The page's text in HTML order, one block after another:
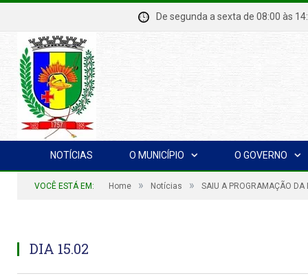
De segunda a sexta de 08:00
NOTÍCIAS O MUNICÍPIO O GOVERNO
VOCÊ ESTÁ EM: Home » Notícias » SAIU A PROGRAMAÇÃO DA
DIA 15.02